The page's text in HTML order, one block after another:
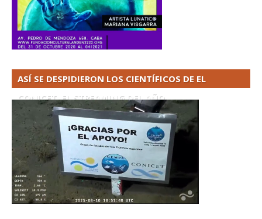
ASÍ SE DESPIDIERON LOS CIENTÍFICOS DE EL
CONICET. EL STREAMING DEL AÑO